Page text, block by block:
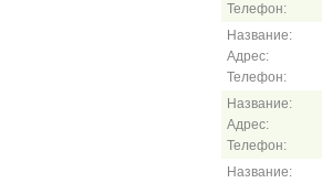
Телефон:
Название:
Адрес:
Телефон:
Название:
Адрес:
Телефон:
Название: